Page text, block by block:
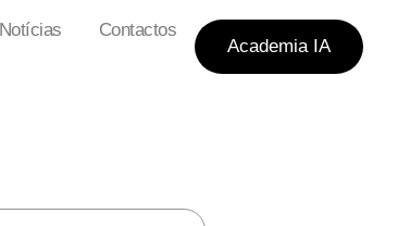
Notícias Contactos
Academia IA